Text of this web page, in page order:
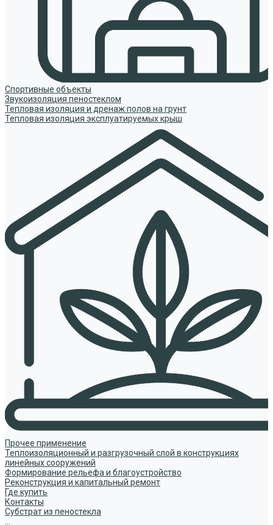
Спортивные объекты
Звукоизоляция пеностеклом
Тепловая изоляция и дренаж полов на грунт
Тепловая изоляция эксплуатируемых крыш
Прочее применение
Теплоизоляционный и разгрузочный слой в конструкциях
линейных сооружений
Формирование рельефа и благоустройство
Реконструкция и капитальный ремонт
Где купить
Контакты
Субстрат из пеностекла